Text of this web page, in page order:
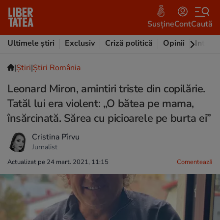
SusțineContCaută
Ultimele știri
Exclusiv Criză politică Opinii
|Ştiri|Știri România
Leonard Miron, amintiri triste din copilărie.
Tatăl lui era violent: „O bătea pe mama,
însărcinată. Sărea cu picioarele pe burta ei”
Cristina Pîrvu
Jurnalist
Actualizat pe 24 mart. 2021, 11:15 Comentează